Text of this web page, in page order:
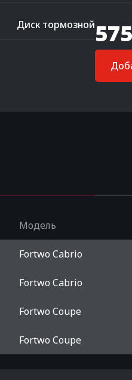
Диск тормозной
Модель
Fortwo Cabrio
Fortwo Cabrio
Fortwo Coupe
Fortwo Coupe